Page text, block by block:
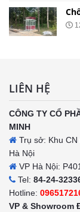
LIÊN HỆ
CÔNG TY CỔ
MINH
Trụ sở: Khu
Hà Nội
VP Hà Nội:
Tel: 84-24-
Hotline:
VP & Showroom